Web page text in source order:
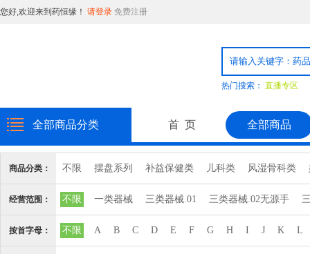
您好,欢迎来到药恒缘！ 请登录 免费注册
热门搜索： 直播专区
首 页 全部商品
全部商品分类
商品分类： 不限 摆盘系列 补益保健类 儿科类 风湿骨科类
消毒品 日化用品 普通食品 粉剂系列 精致饮片
心脑血管血液系统
经营范围： 不限 一类器械 三类器械.01 三类器械.02无源手
三类器械.10输血、 三类器械.12 三类器械.13无源植
按首字母： 不限 A B C D E F G H I J K L